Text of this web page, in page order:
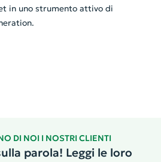
in uno strumento attivo di
DI NOI I NOSTRI CLIENTI
parola! Leggi le loro